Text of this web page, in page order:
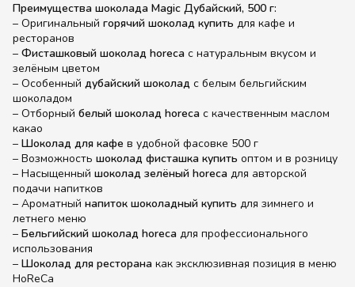
Преимущества шоколада Magic Дубайский, 500 г:
– Оригинальный горячий шоколад купить для кафе и
ресторанов
– Фисташковый шоколад horeca с натуральным вкусом и
зелёным цветом
– Особенный дубайский шоколад с белым бельгийским
шоколадом
– Отборный белый шоколад horeca с качественным маслом
какао
– Шоколад для кафе в удобной фасовке 500 г
– Возможность шоколад фисташка купить оптом и в розницу
– Насыщенный шоколад зелёный horeca для авторской
подачи напитков
– Ароматный напиток шоколадный купить для зимнего и
летнего меню
– Бельгийский шоколад horeca для профессионального
использования
– Шоколад для ресторана как эксклюзивная позиция в меню
HoReCa